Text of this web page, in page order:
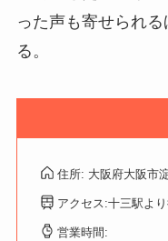
った声も寄せられ
る。
住所: 大阪府大阪市
アクセス:十三駅よ
営業時間: